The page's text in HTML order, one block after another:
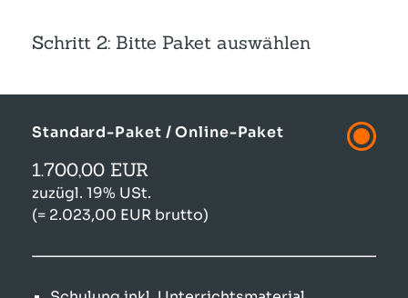
Schritt 2: Bitte Paket auswählen
Standard-Paket / Online-Paket
1.700,00 EUR
zuzügl. 19% USt.
(= 2.023,00 EUR brutto)